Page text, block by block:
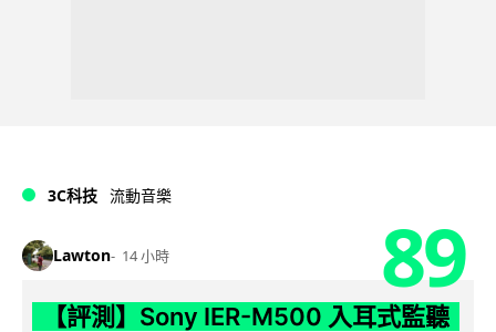
3C科技 流動音樂
Lawton 14 小時 89
【評測】Sony IER-M500 入耳式監聽